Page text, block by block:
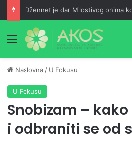
Meni
Naslovna / U Fokusu
U Fokusu
Snobizam –
i odbraniti se od